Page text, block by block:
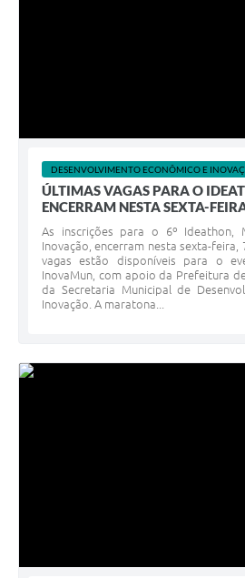
DESENVOLVIMENTO ECONÔMICO E
ÚLTIMAS VAGAS PARA O
ENCERRAM NESTA SEXTA-
As inscrições para o 6º Ideathon,
Inovação, encerram nesta sexta-feira,
vagas estão disponíveis para o
InovaMun, com apoio da Prefeitura
da Secretaria Municipal de
Inovação. A maratona...